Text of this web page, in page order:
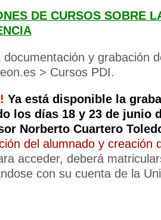
DE CURSOS SOBRE
documentación y grabación
> Cursos PDI.
Ya está disponible la
los días 18 y 23 de junio
Norberto Cuartero
del alumnado y creación
acceder, deberá
con su cuenta de la